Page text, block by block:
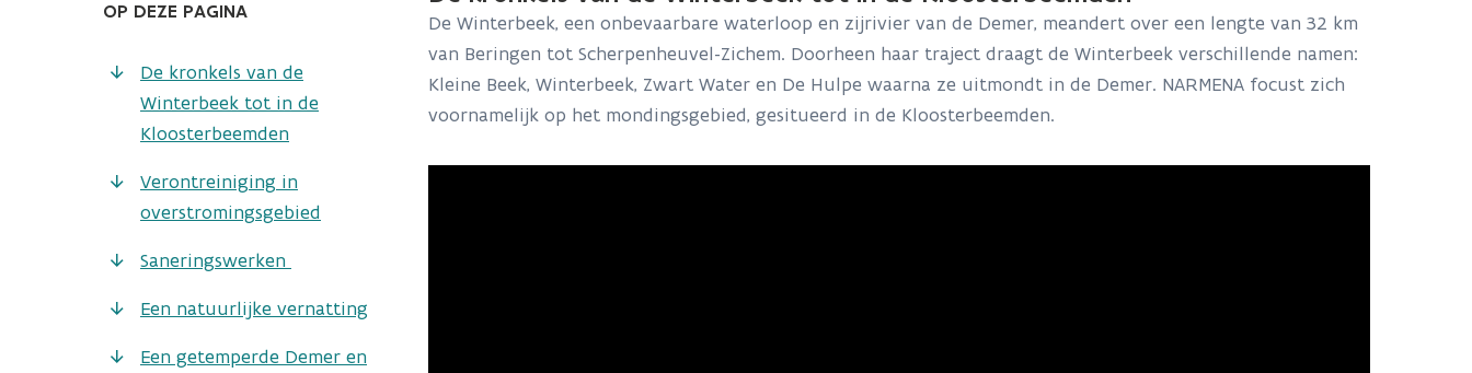
OP DEZE PAGINA
De kronkels van de
Winterbeek tot in de
Kloosterbeemden
Verontreiniging in
overstromingsgebied
Saneringswerken
Een natuurlijke vernatting
Een getemperde Demer en
De Winterbeek, een onbevaarbare waterloop en zijrivier van de Demer, meandert over een lengte van 32 km
van Beringen tot Scherpenheuvel-Zichem. Doorheen haar traject draagt de Winterbeek verschillende namen:
Kleine Beek, Winterbeek, Zwart Water en De Hulpe waarna ze uitmondt in de Demer. NARMENA focust zich
voornamelijk op het mondingsgebied, gesitueerd in de Kloosterbeemden.